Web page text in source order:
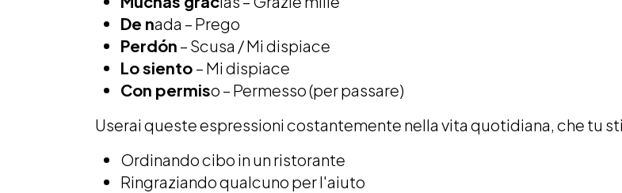
De nada – Prego
Perdón – Scusa / Mi dispiace
Lo siento – Mi dispiace
Con permiso – Permesso (per passare)
Userai queste espressioni costantemente nella vita quotidiana, che tu
Ordinando cibo in un ristorante
Ringraziando qualcuno per l'aiuto